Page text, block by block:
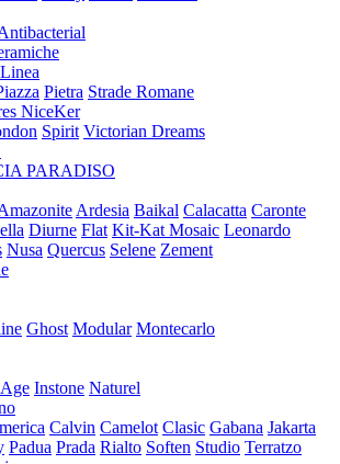
Pietra Strade Romane
NiceKer
Spirit Victorian Dreams
PARADISO
Ardesia Baikal Calacatta Caronte
Diurne Flat Kit-Kat Mosaic Leonardo
Nusa Quercus Selene Zement
Ghost Modular Montecarlo
Instone Naturel
Calvin Camelot Clasic Gabana Jakarta
Padua Prada Rialto Soften Studio Terratzo